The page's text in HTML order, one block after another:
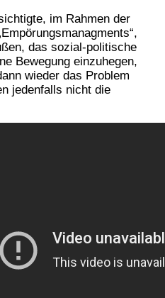
im Rahmen der
das sozial-politische
Bewegung einzuhegen,
wieder das Problem
jedenfalls nicht die